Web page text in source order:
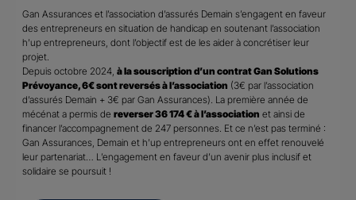
Gan Assurances et l’association d’assurés Demain s’engagent en faveur
des entrepreneurs en situation de handicap en soutenant l’association
h’up entrepreneurs, dont l’objectif est de les aider à concrétiser leur
projet.
Depuis octobre 2024, à la souscription d’un contrat Gan Solutions
Prévoyance, 6€ sont reversés à l’association (3€ par l’association
d’assurés Demain + 3€ par Gan Assurances). La première année de
mécénat a permis de reverser 36 174 € à l’association et ainsi de
financer l’accompagnement de 247 personnes. Et ce n’est pas terminé :
Gan Assurances, Demain et h’up entrepreneurs ont en effet renouvelé
leur partenariat… L’engagement en faveur d’un avenir plus inclusif et
solidaire se poursuit !